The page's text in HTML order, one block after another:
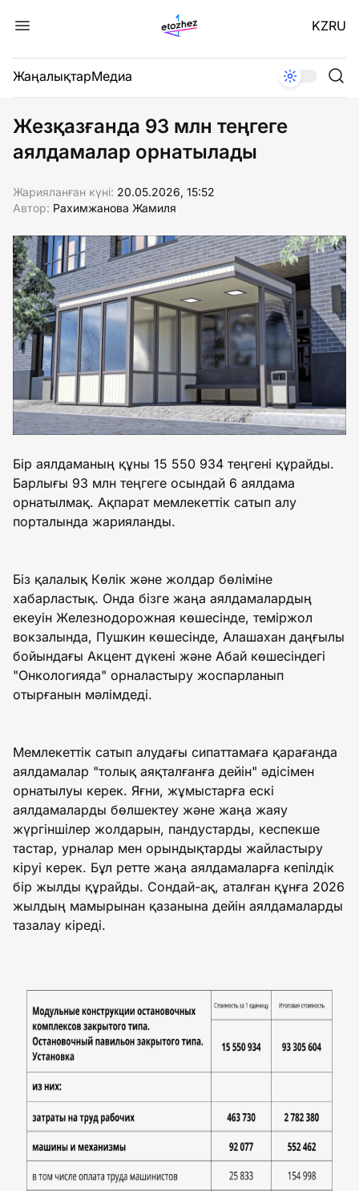
KZRU
ЖаңалықтарМедиа
Жезқазғанда 93 млн теңгеге
аялдамалар орнатылады
Жарияланған күні: 20.05.2026, 15:52
Автор: Рахимжанова Жамиля
Бір аялдаманың құны 15 550 934 теңгені құрайды.
Барлығы 93 млн теңгеге осындай 6 аялдама
орнатылмақ. Ақпарат мемлекеттік сатып алу
порталында жарияланды.
Біз қалалық Көлік және жолдар бөліміне
хабарластық. Онда бізге жаңа аялдамалардың
екеуін Железнодорожная көшесінде, теміржол
вокзалында, Пушкин көшесінде, Алашахан даңғылы
бойындағы Акцент дүкені және Абай көшесіндегі
"Онкологияда" орналастыру жоспарланып
отырғанын мәлімдеді.
Мемлекеттік сатып алудағы сипаттамаға қарағанда
аялдамалар "толық аяқталғанға дейін" әдісімен
орнатылуы керек. Яғни, жұмыстарға ескі
аялдамаларды бөлшектеу және жаңа жаяу
жүргіншілер жолдарын, пандустарды, кеспекше
тастар, урналар мен орындықтарды жайластыру
кіруі керек. Бұл ретте жаңа аялдамаларға кепілдік
бір жылды құрайды. Сондай-ақ, аталған құнға 2026
жылдың мамырынан қазанына дейін аялдамаларды
тазалау кіреді.